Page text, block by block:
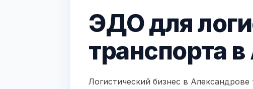
ЭДО для
транспорта
Логистический бизнес в